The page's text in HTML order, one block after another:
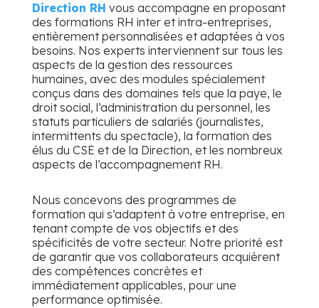
Direction RH vous accompagne en proposant
des formations RH inter et intra-entreprises,
entièrement personnalisées et adaptées à vos
besoins. Nos experts interviennent sur tous les
aspects de la gestion des ressources
humaines, avec des modules spécialement
conçus dans des domaines tels que la paye, le
droit social, l’administration du personnel, les
statuts particuliers de salariés (journalistes,
intermittents du spectacle), la formation des
élus du CSE et de la Direction, et les nombreux
aspects de l’accompagnement RH.
Nous concevons des programmes de
formation qui s’adaptent à votre entreprise, en
tenant compte de vos objectifs et des
spécificités de votre secteur. Notre priorité est
de garantir que vos collaborateurs acquièrent
des compétences concrètes et
immédiatement applicables, pour une
performance optimisée.